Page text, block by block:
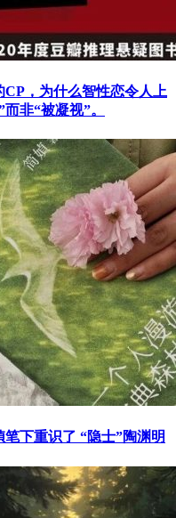
，为什么智性恋令人上
非“被凝视”。
下重识了 “隐士”陶渊明